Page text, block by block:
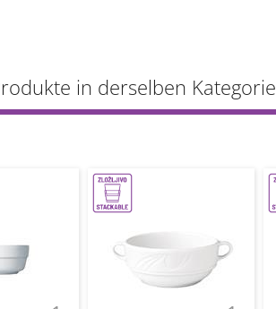
in derselben Kategorie